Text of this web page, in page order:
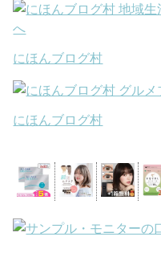
にほんブログ村
にほんブログ村